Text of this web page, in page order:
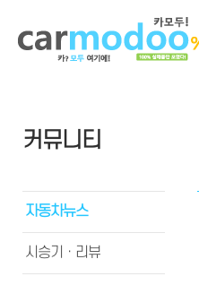
커뮤니티
자동차뉴스
시승기ㆍ리뷰